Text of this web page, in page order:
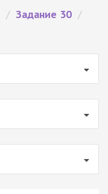
/ Задание 30 /